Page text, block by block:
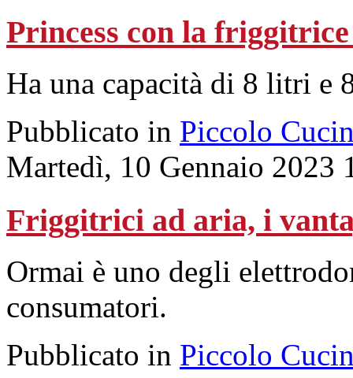
Princess con la
Ha una capacità di 8 litri e
Pubblicato in Piccolo
Martedì, 10 Gennaio 2023
Friggitrici ad aria, i
Ormai è uno degli
consumatori.
Pubblicato in Piccolo